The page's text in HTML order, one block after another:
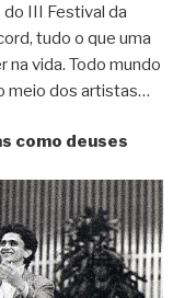
III Festival da
tudo o que uma
na vida. Todo mundo
meio dos artistas…
como deuses